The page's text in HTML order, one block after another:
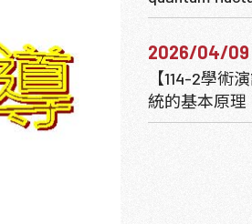
2026/04/09
【114-2學術
統的基本原理